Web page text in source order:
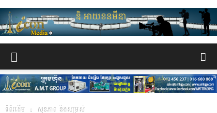
ទំព័រដើម សុខភាព និងសម្រស់